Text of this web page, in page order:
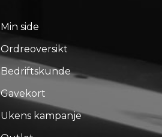
Min side
Ordreoversikt
Bedriftskunde
Gavekort
Ukens kampanje